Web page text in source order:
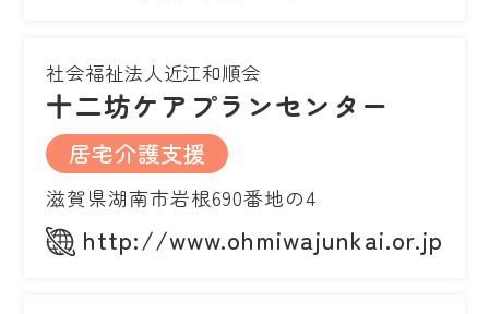
社会福祉法人近江和順会
十二坊ケアプランセンター
居宅介護支援
滋賀県湖南市岩根690番地の4
http://www.ohmiwajunkai.or.jp